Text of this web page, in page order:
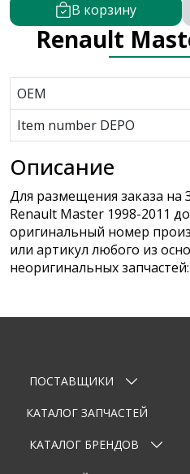
В корзину
Renault
OEM
Item number DEPO
Описание
Для размещения заказа на
Renault Master 1998-2011
оригинальный номер
или артикул любого из
неоригинальных
Оставьте заявку
Ваше имя
Email
ПОСТАВЩИКИ
КАТАЛОГ ЗАПЧАСТЕЙ
КАТАЛОГ БРЕНДОВ